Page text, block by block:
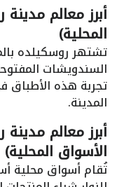
أبرز معالم
المحلية)
تشتهر روسكيلده
السندويشات
تجربة هذه الأطباق
المدينة.
أبرز معالم
الأسواق المحلية)
تُقام أسواق محلية